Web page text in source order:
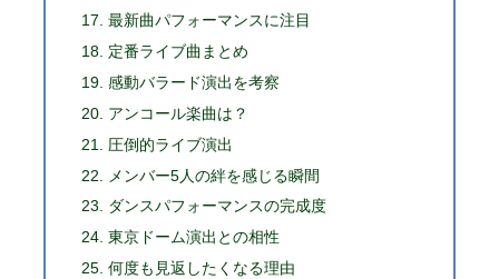
最新曲パフォーマンスに注目
定番ライブ曲まとめ
感動バラード演出を考察
アンコール楽曲は？
圧倒的ライブ演出
メンバー5人の絆を感じる瞬間
ダンスパフォーマンスの完成度
東京ドーム演出との相性
何度も見返したくなる理由